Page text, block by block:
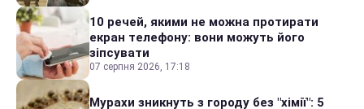
10 речей, якими не можна протирати
екран телефону: вони можуть його
зіпсувати
07 серпня 2026, 17:18
Мурахи зникнуть з городу без "хімії": 5